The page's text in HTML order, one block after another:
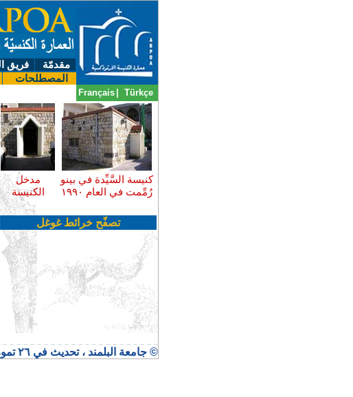
مقدمّة فريق
المصطلحات
Türkçe
Français
كنيسة السَّيِّدة في بينو
رُمِّمت في العام ١٩٩٠
مدخل
الكنيسة
تصفّح خرائط غوغل
© جامعة البلمند ، تحديث في ٢٦ تموز ٢٠١٢